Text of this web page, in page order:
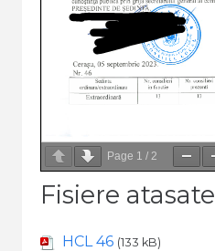
Page 1 / 2
Fisiere atasate
HCL 46 (133 kB)